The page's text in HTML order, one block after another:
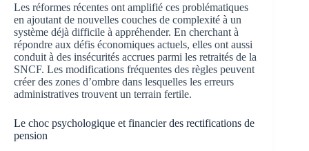
Les réformes récentes ont amplifié ces problématiques
en ajoutant de nouvelles couches de complexité à un
système déjà difficile à appréhender. En cherchant à
répondre aux défis économiques actuels, elles ont aussi
conduit à des insécurités accrues parmi les retraités de la
SNCF. Les modifications fréquentes des règles peuvent
créer des zones d’ombre dans lesquelles les erreurs
administratives trouvent un terrain fertile.
Le choc psychologique et financier des rectifications de
pension